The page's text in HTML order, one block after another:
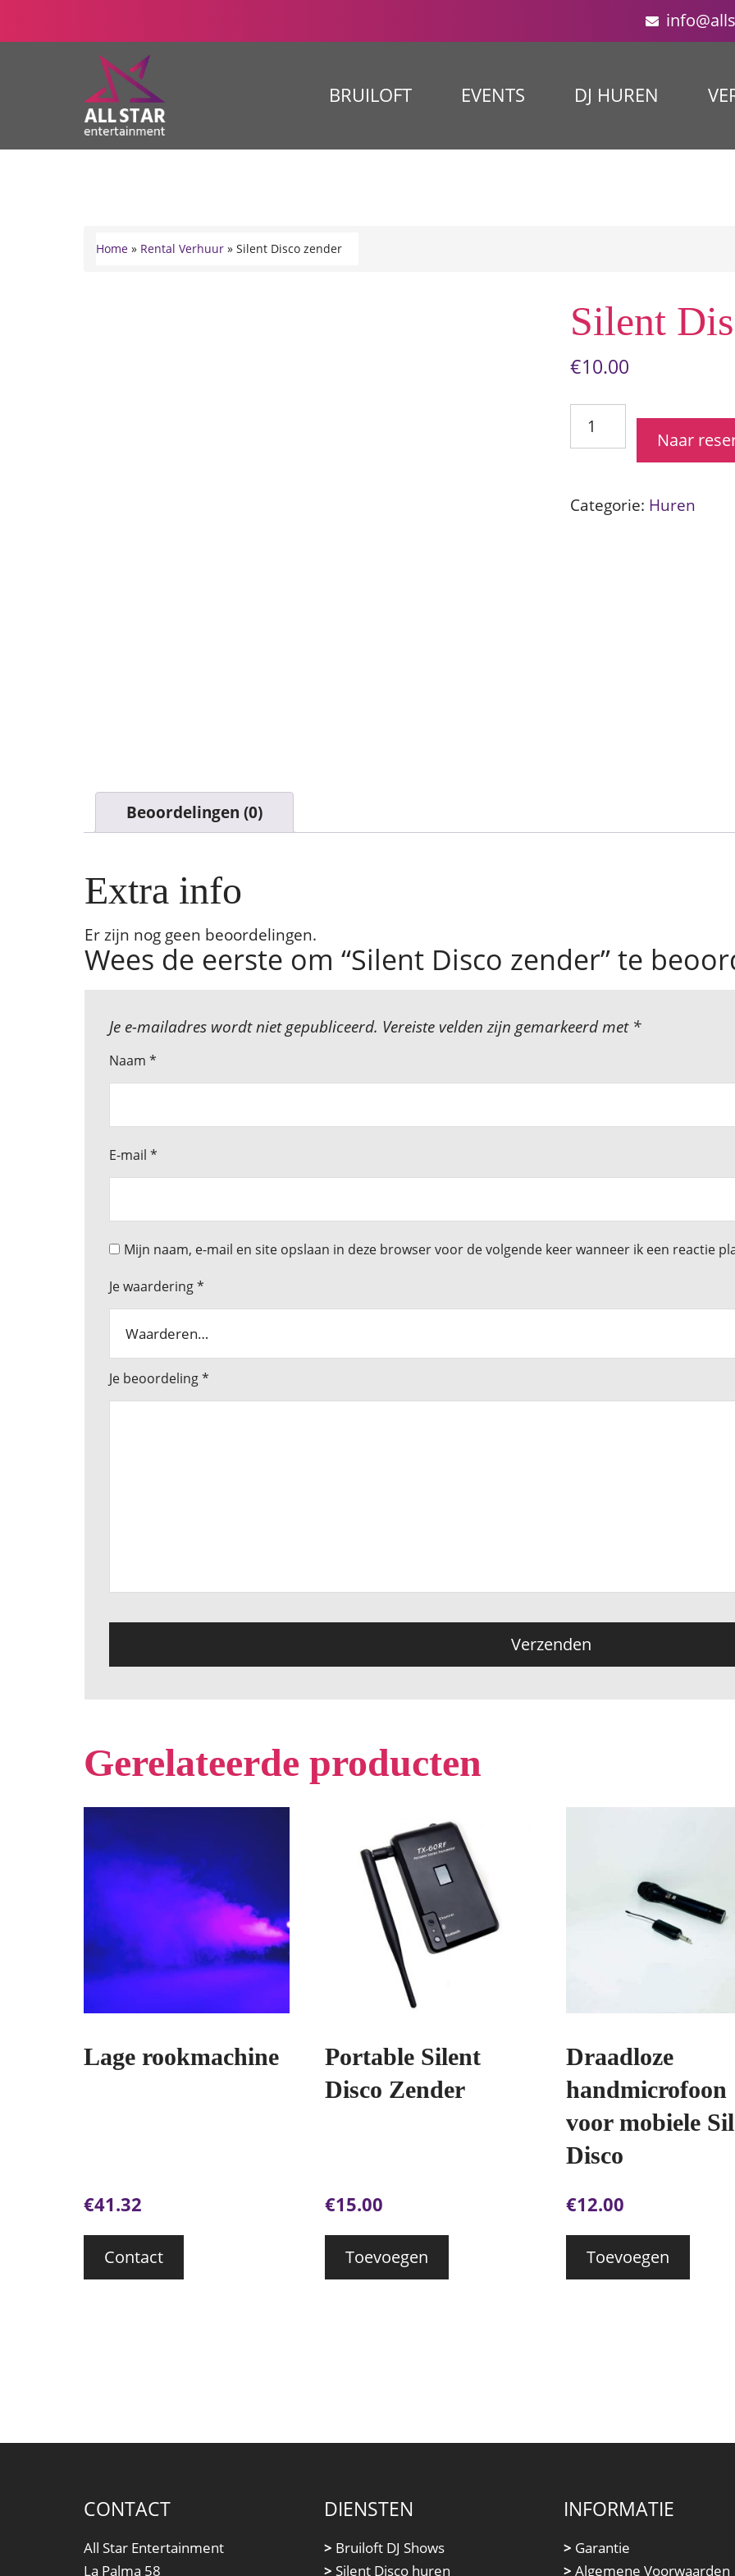
BRUILOFT EVENTS DJ HUREN
Home » Rental Verhuur » Silent Disco zender
Silent
€10.00
Silent
Disco
zender
Naar
Categorie: Huren
Beoordelingen (0)
Er zijn nog geen beoordelingen.
Wees de eerste om “Silent Disco zender” te
Je e-mailadres wordt niet gepubliceerd. Vereiste velden zijn gemarkeerd met *
Naam *
E-mail *
Mijn naam, e-mail en site opslaan in deze browser voor de volgende keer wanneer ik een reactie
Je waardering*
Je beoordeling*
Gerelateerde producten
Lage rookmachine
€41.32
Contact
Portable Silent
Disco Zender
€15.00
Toevoegen
Draadloze
handmicrofoon
voor mobiele
Disco
€12.00
Toevoegen
CONTACT
All Star Entertainment
La Palma 58
DIENSTEN
> Bruiloft DJ Shows
> Silent Disco huren
INFORMATIE
> Garantie
> Algemene Voorwaarden